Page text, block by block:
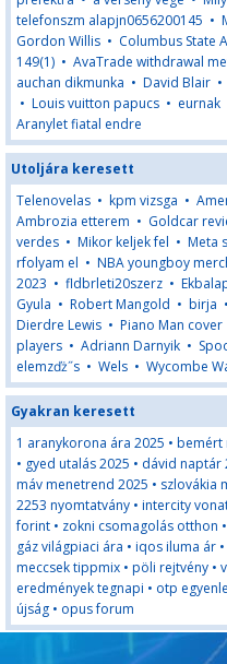
telefonszm alapjn0656200145 •
Gordon Willis • Columbus State
149(1) • AvaTrade withdrawal
auchan dikmunka • David Blair •
• Louis vuitton papucs • eurnak
Aranylet fiatal endre
Utoljára keresett
Telenovelas • kpm vizsga •
Ambrozia etterem • Goldcar
verdes • Mikor keljek fel • Meta
rfolyam el • NBA youngboy
2023 • fldbrleti20szerz •
Gyula • Robert Mangold • birja •
Dierdre Lewis • Piano Man cover
players • Adriann Darnyik •
elemzďż˝s • Wels • Wycombe
Gyakran keresett
1 aranykorona ára 2025 • bemért
• gyed utalás 2025 • dávid naptár
máv menetrend 2025 • szlovákia
2253 nyomtatvány • intercity
forint • zokni csomagolás otthon •
gáz világpiaci ára • iqos iluma ár •
meccsek tippmix • pöli rejtvény •
eredmények tegnapi • otp
újság • opus forum